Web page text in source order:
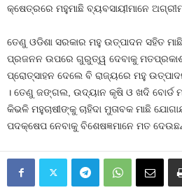
କ୍ଷେତ୍ରରେ ମହୁମାଛି ବ୍ୟବସାୟୀମାନେ
ତେଣୁ ଓଡିଶା ସରକାର ମହୁ ଉତ୍ପାଦନ ସହିତ ମାଛି
ପ୍ରଜନନ ଉପରେ ଗୁରୁତ୍ୱ ଦେବାକୁ ମତପ୍ରକାଶ
ପ୍ରୋତ୍ସାହନ ଦେଲେ ବି ରାଜ୍ୟରେ ମହୁ
। ତେଣୁ ଜଙ୍ଗଲ, ଉଦ୍ୟାନ କୃଷି ଓ ଖଦି ବୋର୍ଡ
କିଭଳି ମହୁଚାଷୀଙ୍କୁ ଚାହିଦା ମୁତାବକ ମାଛି
ପଦକ୍ଷେପ ନେବାକୁ ବିଶେଷଜ୍ଞମାନେ ମତ